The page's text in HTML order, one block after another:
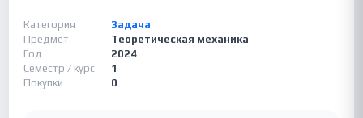
Категория
Задача
Предмет
Теоретическая механика
Год
2024
Семестр / курс
1
Покупки
0